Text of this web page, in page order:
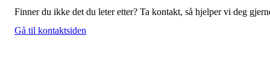
Finner du ikke det du leter etter? Ta kontakt, så hjelper vi deg
Gå til kontaktsiden